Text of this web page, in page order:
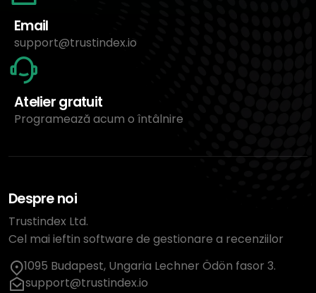
Email
support@trustindex.io
Atelier gratuit
Programează acum o întâlnire
Despre noi
Trustindex Ltd.
Cel mai ieftin software de gestionare a recenziilor
1095 Budapest, Ungaria Lechner Ödön fasor 3.
support@trustindex.io